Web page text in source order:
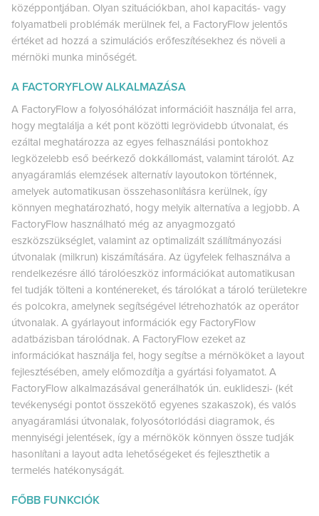
középpontjában. Olyan szituációkban, ahol kapacitás- vagy
folyamatbeli problémák merülnek fel, a FactoryFlow jelentős
értéket ad hozzá a szimulációs erőfeszítésekhez és növeli a
mérnöki munka minőségét.
A FACTORYFLOW ALKALMAZÁSA
A FactoryFlow a folyosóhálózat információit használja fel arra,
hogy megtalálja a két pont közötti legrövidebb útvonalat, és
ezáltal meghatározza az egyes felhasználási pontokhoz
legközelebb eső beérkező dokkállomást, valamint tárolót. Az
anyagáramlás elemzések alternatív layoutokon történnek,
amelyek automatikusan összehasonlításra kerülnek, így
könnyen meghatározható, hogy melyik alternatíva a legjobb. A
FactoryFlow használható még az anyagmozgató
eszközszükséglet, valamint az optimalizált szállítmányozási
útvonalak (milkrun) kiszámítására. Az ügyfelek felhasználva a
rendelkezésre álló tárolóeszköz információkat automatikusan
fel tudják tölteni a konténereket, és tárolókat a tároló területekre
és polcokra, amelynek segítségével létrehozhatók az operátor
útvonalak. A gyárlayout információk egy FactoryFlow
adatbázisban tárolódnak. A FactoryFlow ezeket az
információkat használja fel, hogy segítse a mérnököket a layout
fejlesztésében, amely előmozdítja a gyártási folyamatot. A
FactoryFlow alkalmazásával generálhatók ún. euklideszi- (két
tevékenységi pontot összekötő egyenes szakaszok), és valós
anyagáramlási útvonalak, folyosótorlódási diagramok, és
mennyiségi jelentések, így a mérnökök könnyen össze tudják
hasonlítani a layout adta lehetőségeket és fejleszthetik a
termelés hatékonyságát.
FŐBB FUNKCIÓK